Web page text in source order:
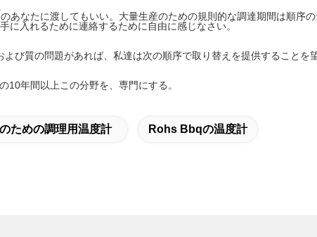
あなたに渡してもいい。大量生産のための規則的な調達期間は順序
入れるために連絡するために自由に感じなさい。
び質の問題があれば、私達は次の順序で取り替えを提供することを望
10年間以上この分野を、専門にする。
ための調理用温度計 Rohs Bbqの温度計